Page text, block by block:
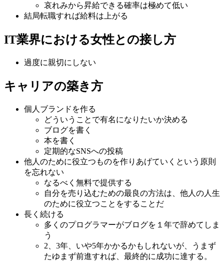
哀れみから昇給できる確率は極めて低い
結局転職すれば給料は上がる
IT業界における女性との接し方
過度に親切にしない
キャリアの築き方
個人ブランドを作る
どういうことで有名になりたいか決める
ブログを書く
本を書く
定期的なSNSへの投稿
他人のために役立つものを作りあげていくという原則
を忘れない
なるべく無料で提供する
自分を売り込むための最良の方法は、他人の人生
のために役立つことをすることだ
長く続ける
多くのプログラマーがブログを１年で辞めてしま
う
2、3年、いや5年かかるかもしれないが、うまず
たゆまず前進すれば、最終的に成功に達する。